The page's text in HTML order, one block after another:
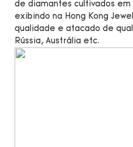
de diamantes cultivados em
exibindo na Hong Kong
qualidade e atacado de
Rússia, Austrália etc.